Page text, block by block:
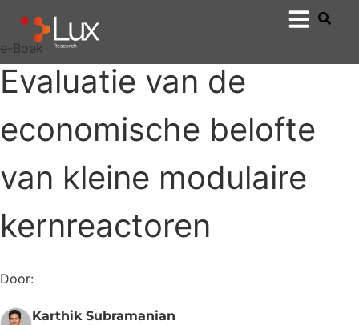
e-Boek
Evaluatie van de
economische belofte
van kleine modulaire
kernreactoren
Door:
Karthik Subramanian